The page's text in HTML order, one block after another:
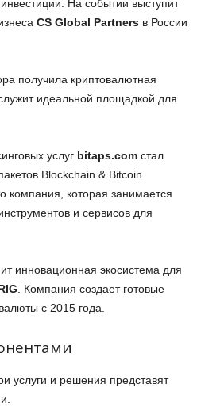
На событии выступит
CS Global Partners в России
получила криптовалютная
служит идеальной площадкой для
услуг bitaps.com стал
Blockchain & Bitcoin
компания, которая занимается
и сервисов для
инновационная экосистема для
. Компания создает готовые
с 2015 года.
услуги и решения представят